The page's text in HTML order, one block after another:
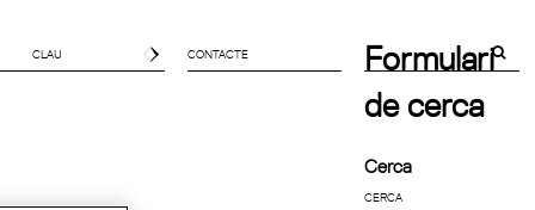
CONTACTE
Formulari
de cerca
Cerca